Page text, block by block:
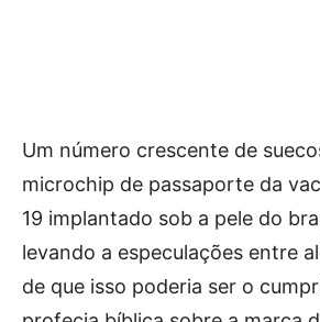
Um número crescente de
microchip de passaporte da
19 implantado sob a pele do
levando a especulações entre
de que isso poderia ser o